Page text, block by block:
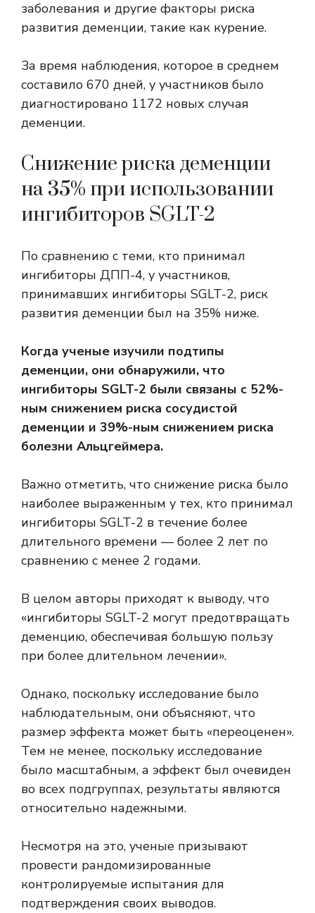
заболевания и другие факторы риска
развития деменции, такие как курение.
За время наблюдения, которое в среднем
составило 670 дней, у участников было
диагностировано 1172 новых случая
деменции.
Снижение риска деменции
на 35% при использовании
ингибиторов SGLT-2
По сравнению с теми, кто принимал
ингибиторы ДПП-4, у участников,
принимавших ингибиторы SGLT-2, риск
развития деменции был на 35% ниже.
Когда ученые изучили подтипы
деменции, они обнаружили, что
ингибиторы SGLT-2 были связаны с 52%-
ным снижением риска сосудистой
деменции и 39%-ным снижением риска
болезни Альцгеймера.
Важно отметить, что снижение риска было
наиболее выраженным у тех, кто принимал
ингибиторы SGLT-2 в течение более
длительного времени — более 2 лет по
сравнению с менее 2 годами.
В целом авторы приходят к выводу, что
«ингибиторы SGLT-2 могут предотвращать
деменцию, обеспечивая большую пользу
при более длительном лечении».
Однако, поскольку исследование было
наблюдательным, они объясняют, что
размер эффекта может быть «переоценен».
Тем не менее, поскольку исследование
было масштабным, а эффект был очевиден
во всех подгруппах, результаты являются
относительно надежными.
Несмотря на это, ученые призывают
провести рандомизированные
контролируемые испытания для
подтверждения своих выводов.